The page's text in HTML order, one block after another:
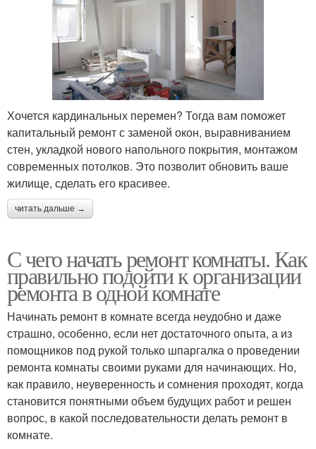
Хочется кардинальных перемен? Тогда вам поможет
капитальный ремонт с заменой окон, выравниванием
стен, укладкой нового напольного покрытия, монтажом
современных потолков. Это позволит обновить ваше
жилище, сделать его красивее.
читать дальше →
С чего начать ремонт комнаты. Как
правильно подойти к организации
ремонта в одной комнате
Начинать ремонт в комнате всегда неудобно и даже
страшно, особенно, если нет достаточного опыта, а из
помощников под рукой только шпаргалка о проведении
ремонта комнаты своими руками для начинающих. Но,
как правило, неуверенность и сомнения проходят, когда
становится понятными объем будущих работ и решен
вопрос, в какой последовательности делать ремонт в
комнате.